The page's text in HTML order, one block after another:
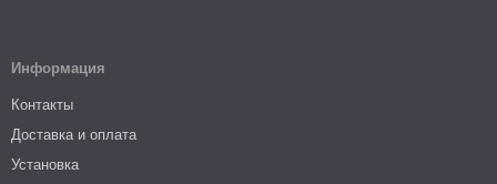
Информация
Контакты
Доставка и оплата
Установка